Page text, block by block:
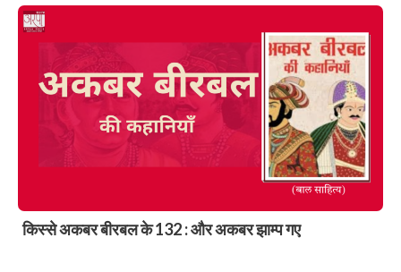
किस्से अकबर बीरबल के 132 : और अकबर झाम्प गए